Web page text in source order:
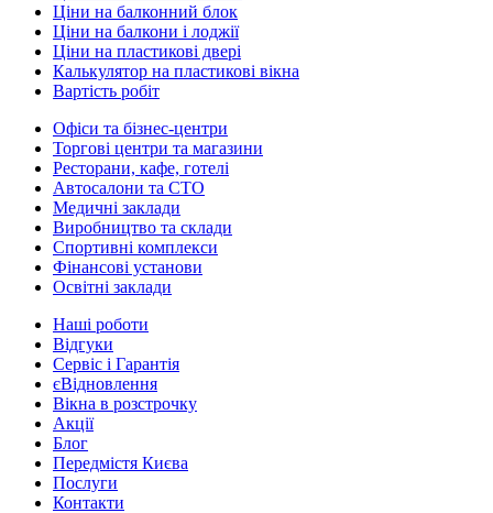
Ціни на балконний блок
Ціни на балкони і лоджії
Ціни на пластикові двері
Калькулятор на пластикові вікна
Вартість робіт
Офіси та бізнес-центри
Торгові центри та магазини
Ресторани, кафе, готелі
Автосалони та СТО
Медичні заклади
Виробництво та склади
Спортивні комплекси
Фінансові установи
Освітні заклади
Наші роботи
Відгуки
Сервіс і Гарантія
єВідновлення
Вікна в розстрочку
Акції
Блог
Передмістя Києва
Послуги
Контакти